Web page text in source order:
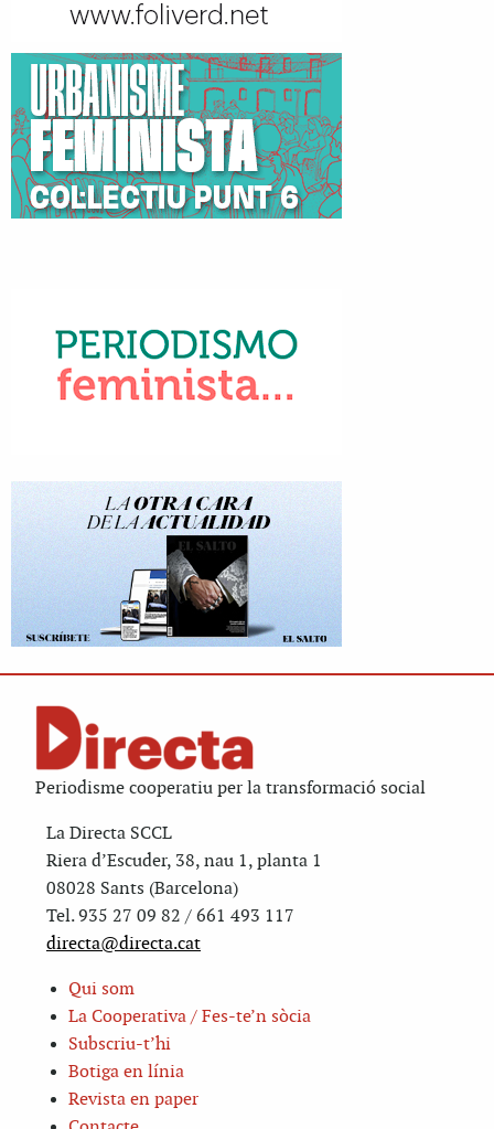
Periodisme cooperatiu per la transformació social
La Directa SCCL
Riera d’Escuder, 38, nau 1, planta 1
08028 Sants (Barcelona)
Tel. 935 27 09 82 / 661 493 117
directa@directa.cat
Qui som
La Cooperativa / Fes-te’n sòcia
Subscriu-t’hi
Botiga en línia
Revista en paper